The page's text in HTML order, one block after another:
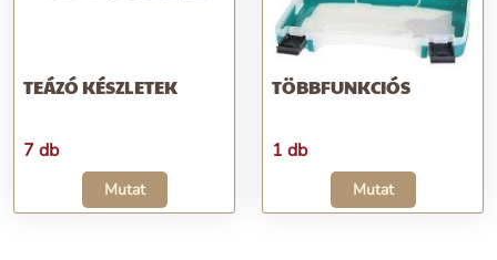
TEÁZÓ KÉSZLETEK
7 db
Mutat
TÖBBFUNKCIÓS
1 db
Mutat